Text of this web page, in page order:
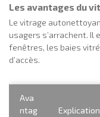
Les avantages du
Le vitrage
usagers s’arrachent.
fenêtres, les baies
d’accès.
Ava
ntag